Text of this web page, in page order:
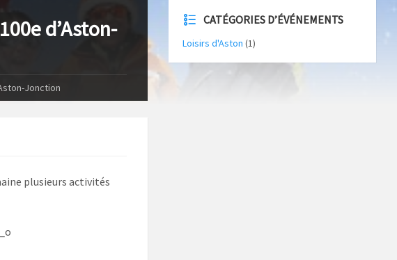
d’Aston-
Jonction
plusieurs activités
CATÉGORIES D’ÉVÉNEMENTS
Loisirs d'Aston (1)